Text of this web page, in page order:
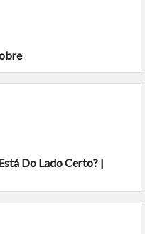
Do Lado Certo? |